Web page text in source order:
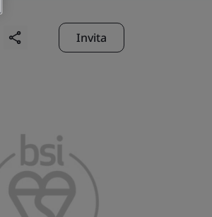
Invita